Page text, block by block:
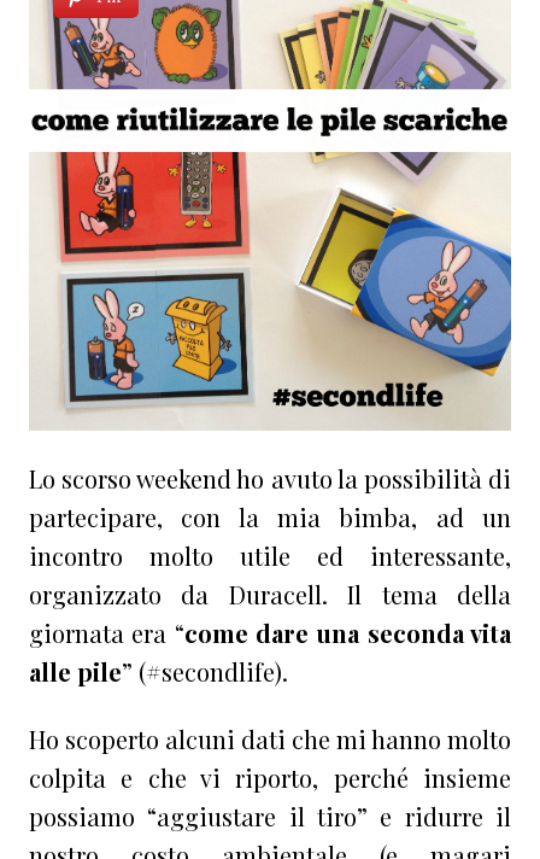
Lo scorso weekend ho avuto la possibilità di
partecipare, con la mia bimba, ad un
incontro molto utile ed interessante,
organizzato da Duracell. Il tema della
giornata era “come dare una seconda vita
alle pile” (#secondlife).
Ho scoperto alcuni dati che mi hanno molto
colpita e che vi riporto, perché insieme
possiamo “aggiustare il tiro” e ridurre il